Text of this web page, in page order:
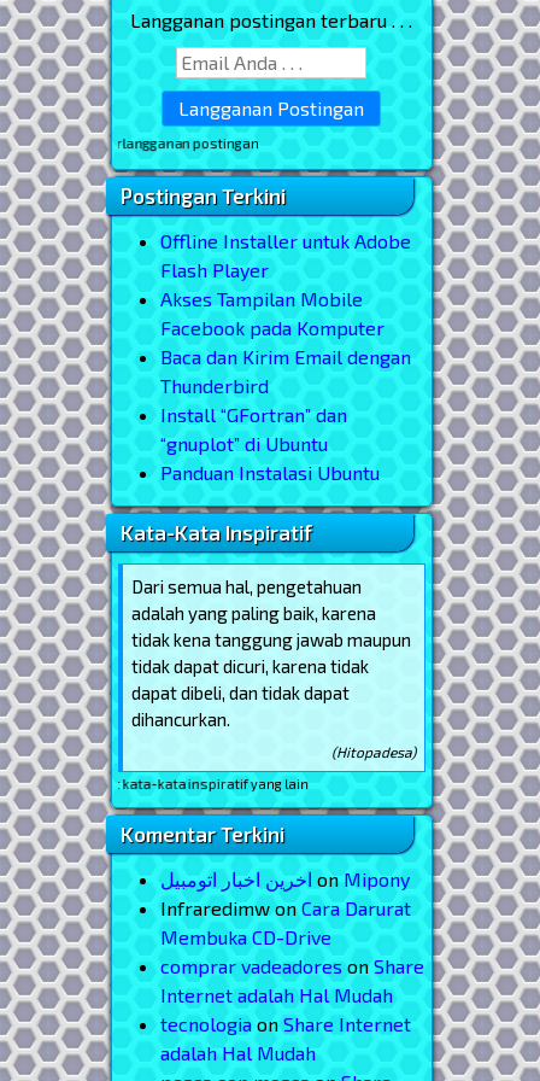
Langganan postingan terbaru . . .
untuk berlangganan postingan
Postingan Terkini
Offline Installer untuk Adobe
Flash Player
Akses Tampilan Mobile
Facebook pada Komputer
Baca dan Kirim Email dengan
Thunderbird
Install “GFortran” dan
“gnuplot” di Ubuntu
Panduan Instalasi Ubuntu
Kata-Kata Inspiratif
Dari semua hal, pengetahuan
adalah yang paling baik, karena
tidak kena tanggung jawab maupun
tidak dapat dicuri, karena tidak
dapat dibeli, dan tidak dapat
dihancurkan.
(Hitopadesa)
melihat kata-kata inspiratif yang lain
Komentar Terkini
اخرین اخبار اتومبیل on Mipony
Infraredimwon Cara Darurat
Membuka CD-Drive
comprar vadeadoreson Share
Internet adalah Hal Mudah
tecnologiaon Share Internet
adalah Hal Mudah